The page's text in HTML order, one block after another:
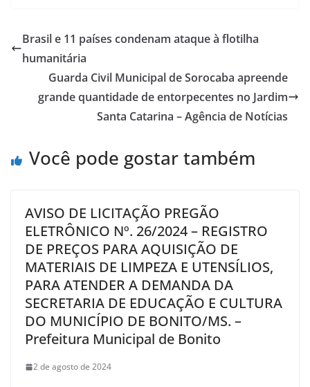
Brasil e 11 países condenam ataque à flotilha
humanitária
Guarda Civil Municipal de Sorocaba apreende
grande quantidade de entorpecentes no Jardim
Santa Catarina – Agência de Notícias
Você pode gostar também
AVISO DE LICITAÇÃO PREGÃO
ELETRÔNICO Nº. 26/2024 – REGISTRO
DE PREÇOS PARA AQUISIÇÃO DE
MATERIAIS DE LIMPEZA E UTENSÍLIOS,
PARA ATENDER A DEMANDA DA
SECRETARIA DE EDUCAÇÃO E CULTURA
DO MUNICÍPIO DE BONITO/MS. –
Prefeitura Municipal de Bonito
2 de agosto de 2024